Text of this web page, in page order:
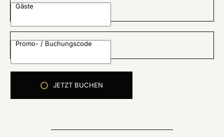
Gäste
Promo- / Buchungscode
JETZT BUCHEN